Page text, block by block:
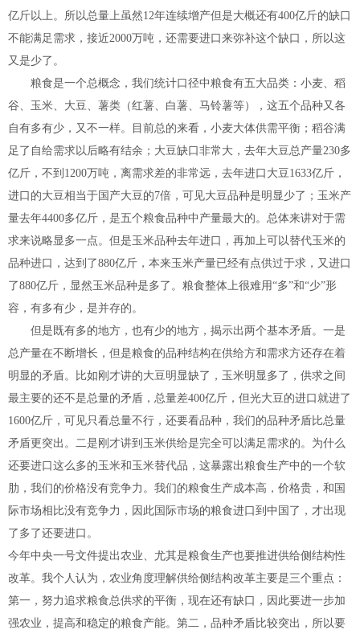
亿斤以上。所以总量上虽然12年连续增产但是大概还有400亿斤的缺口
不能满足需求，接近2000万吨，还需要进口来弥补这个缺口，所以这
又是少了。
粮食是一个总概念，我们统计口径中粮食有五大品类：小麦、稻
谷、玉米、大豆、薯类（红薯、白薯、马铃薯等），这五个品种又各
自有多有少，又不一样。目前总的来看，小麦大体供需平衡；稻谷满
足了自给需求以后略有结余；大豆缺口非常大，去年大豆总产量230多
亿斤，不到1200万吨，离需求差的非常远，去年进口大豆1633亿斤，
进口的大豆相当于国产大豆的7倍，可见大豆品种是明显少了；玉米产
量去年4400多亿斤，是五个粮食品种中产量最大的。总体来讲对于需
求来说略显多一点。但是玉米品种去年进口，再加上可以替代玉米的
品种进口，达到了880亿斤，本来玉米产量已经有点供过于求，又进口
了880亿斤，显然玉米品种是多了。粮食整体上很难用“多”和“少”形
容，有多有少，是并存的。
但是既有多的地方，也有少的地方，揭示出两个基本矛盾。一是
总产量在不断增长，但是粮食的品种结构在供给方和需求方还存在着
明显的矛盾。比如刚才讲的大豆明显缺了，玉米明显多了，供求之间
最主要的还不是总量的矛盾，总量差400亿斤，但光大豆的进口就进了
1600亿斤，可见只看总量不行，还要看品种，我们的品种矛盾比总量
矛盾更突出。二是刚才讲到玉米供给是完全可以满足需求的。为什么
还要进口这么多的玉米和玉米替代品，这暴露出粮食生产中的一个软
肋，我们的价格没有竞争力。我们的粮食生产成本高，价格贵，和国
际市场相比没有竞争力，因此国际市场的粮食进口到中国了，才出现
了多了还要进口。
今年中央一号文件提出农业、尤其是粮食生产也要推进供给侧结构性
改革。我个人认为，农业角度理解供给侧结构改革主要是三个重点：
第一，努力追求粮食总供求的平衡，现在还有缺口，因此要进一步加
强农业，提高和稳定的粮食产能。第二，品种矛盾比较突出，所以要